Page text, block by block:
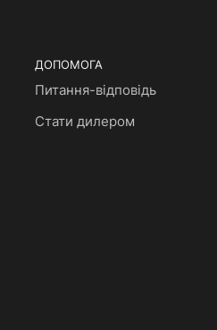
ДОПОМОГА
Питання-відповідь
Стати дилером